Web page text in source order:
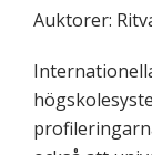
Auktorer: